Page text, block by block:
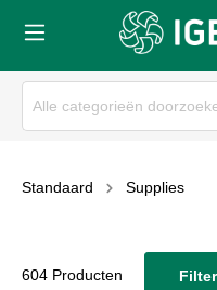
Standaard Supplies
604 Producten Filter